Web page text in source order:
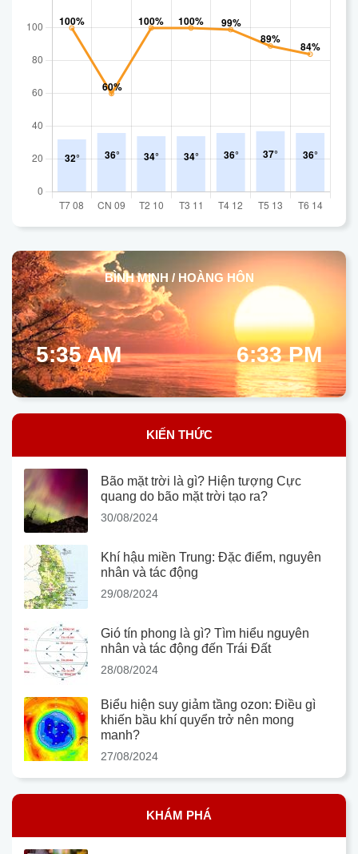
BÌNH MINH / HOÀNG HÔN
5:35 AM 6:33 PM
KIẾN THỨC
Bão mặt trời là gì? Hiện tượng Cực
quang do bão mặt trời tạo ra?
30/08/2024
Khí hậu miền Trung: Đặc điểm, nguyên
nhân và tác động
29/08/2024
Gió tín phong là gì? Tìm hiểu nguyên
nhân và tác động đến Trái Đất
28/08/2024
Biểu hiện suy giảm tầng ozon: Điều gì
khiến bầu khí quyển trở nên mong
manh?
27/08/2024
KHÁM PHÁ